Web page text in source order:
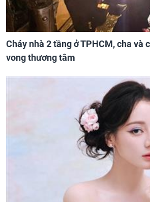
Cháy nhà 2 tầng ở TPHCM, cha và
vong thương tâm